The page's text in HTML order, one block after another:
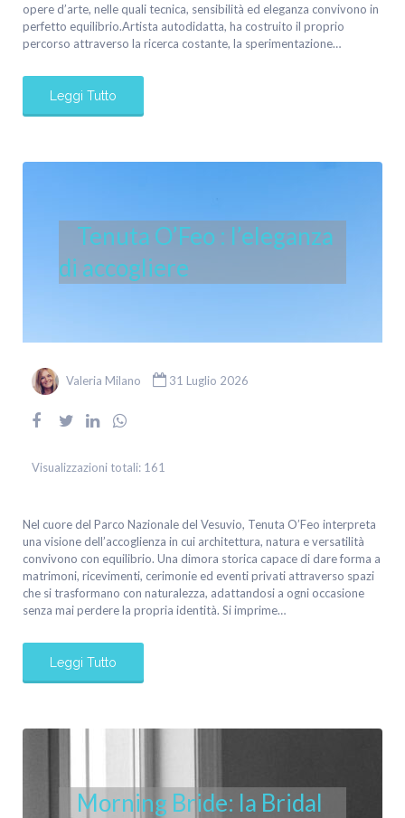
opere d’arte, nelle quali tecnica, sensibilità ed eleganza convivono in
perfetto equilibrio.Artista autodidatta, ha costruito il proprio
percorso attraverso la ricerca costante, la sperimentazione…
Leggi Tutto
Tenuta O’Feo : l’eleganza
di accogliere
Valeria Milano 31 Luglio 2026
Visualizzazioni totali: 161
Nel cuore del Parco Nazionale del Vesuvio, Tenuta O’Feo interpreta
una visione dell’accoglienza in cui architettura, natura e versatilità
convivono con equilibrio. Una dimora storica capace di dare forma a
matrimoni, ricevimenti, cerimonie ed eventi privati attraverso spazi
che si trasformano con naturalezza, adattandosi a ogni occasione
senza mai perdere la propria identità. Si imprime…
Leggi Tutto
Morning Bride: la Bridal